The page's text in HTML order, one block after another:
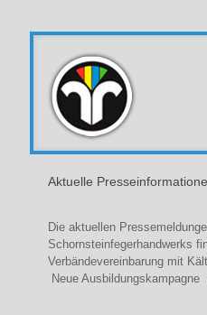
Aktuelle
Die aktuellen
Schornsteinfegerhandwerks
Verbändevereinbarung mit
Neue